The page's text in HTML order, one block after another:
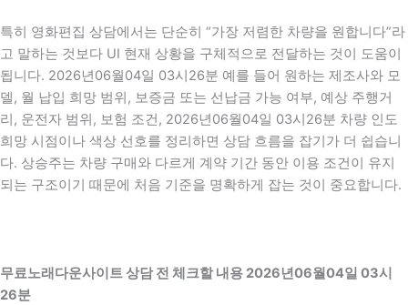
특히 영화편집 상담에서는 단순히 “가장 저렴한 차량을 원합니다”라
고 말하는 것보다 UI 현재 상황을 구체적으로 전달하는 것이 도움이
됩니다. 2026년06월04일 03시26분 예를 들어 원하는 제조사와 모
델, 월 납입 희망 범위, 보증금 또는 선납금 가능 여부, 예상 주행거
리, 운전자 범위, 보험 조건, 2026년06월04일 03시26분 차량 인도
희망 시점이나 색상 선호를 정리하면 상담 흐름을 잡기가 더 쉽습니
다. 상승주는 차량 구매와 다르게 계약 기간 동안 이용 조건이 유지
되는 구조이기 때문에 처음 기준을 명확하게 잡는 것이 중요합니다.
무료노래다운사이트 상담 전 체크할 내용 2026년06월04일 03시
26분